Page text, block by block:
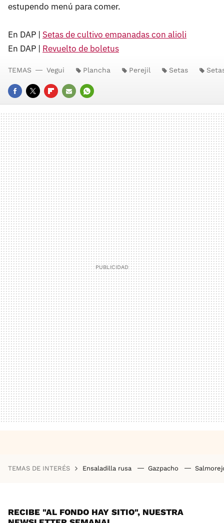
estupendo menú para comer.
En DAP | Setas de cultivo empanadas con alioli
En DAP | Revuelto de boletus
FACEBOOK
TWITTERFLIPBOARD
E-
MAIL
WHATSAPP
TEMAS Vegui Plancha Perejil Setas
TEMAS DE INTERÉS Ensaladilla rusa Gazpacho
RECIBE "AL FONDO HAY SITIO", NUESTRA